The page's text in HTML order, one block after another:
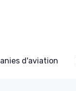
d'aviation